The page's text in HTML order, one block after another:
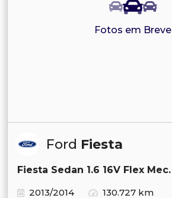
Fotos em Breve
Ford Fiesta
Fiesta Sedan 1.6 16V Flex Mec.
2013/2014
130.727 km